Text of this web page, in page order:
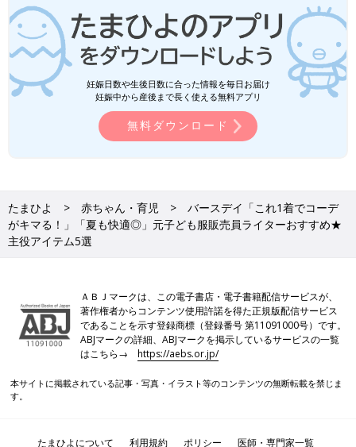
出典：Instagramアカウント「icg_kodomo」
こちらのストライプ柄パンツは、icg_kodomoさんが購入した
「＆mignon（アンドミニョン）」のアイテム。フレアシルエッ
トや配色がトレンドライクで、取り入れるだけでおしゃ見えする
デザインです♪ ポリウレタンが入っているため伸縮性もあり、子
どもが動きやすいのも魅力◎。無地トップスとの相性はもちろ
ん、柄ものを合わせたスタイルもおすすめ！
ども服販売員ライター厳選★夏の保育園
着5選
暑い時期になると、保育園では普段よりも着替
える回数が増えますよね。そこで今回は、税込
500円以下でゲットできる、保育園着にぴった
さいね♪
ラでチャレンジしやすい」元子ども服販
売員ライターが推す★ホワイトアイテム
5選
暑い季節は、見た目にも涼しげな「ホワイトア
イテム」をコーデに取り入れたくなりますよ
ね！ そこで今回は、プチプラブランドのしまむ
らでゲットできるホワイトアイテムを集めまし
た。推しポイントやおすすめコーデもお伝えし
ているので、ぜひチェックしてくださいね♪
1着でコーデがキマる主役アイテムを取り入れて♪
妊娠日数や生後日数に合った情報を毎日お届け
妊娠中から産後まで長く使える無料アプリ
無料ダウンロード
たまひよ 赤ちゃん・育児
バースデイ「これ1着でコーデ
がキマる！」「夏も快適◎」元子ども服販売員ライターおすすめ★
主役アイテム5選
ＡＢＪマークは、この電子書店・電子書籍配信サービスが、
著作権者からコンテンツ使用許諾を得た正規版配信サービス
であることを示す登録商標（登録番号 第11091000号）です。
ABJマークの詳細、ABJマークを掲示しているサービスの一覧
はこちら→https://aebs.or.jp/
本サイトに掲載されている記事・写真・イラスト等のコンテンツの無断転載を禁じま
す。
たまひよについて 利用規約 ポリシー 医師・専門家一覧